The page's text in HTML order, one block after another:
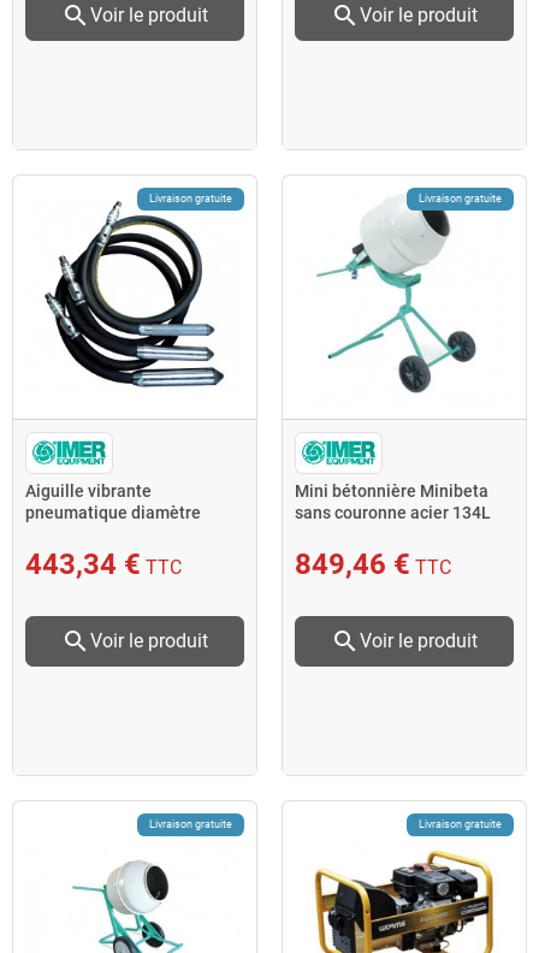
search Voir le produit search Voir le produit
Livraison gratuite
Aiguille vibrante
pneumatique diamètre
Imer
443,34 € TTC
search Voir le produit
Livraison gratuite
Mini bétonnière Minibeta
sans couronne acier 134L
849,46 € TTC
search Voir le produit
Livraison gratuite Livraison gratuite